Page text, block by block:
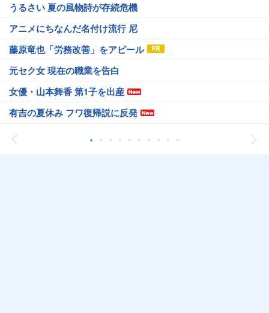
うるさい 夏の風物詩が存続危機
アニメにちなんだ名付け流行 尼
藤原竜也「労務改善」をアピール
元セク女 現在の職業を告白
女優・山本舞香 第1子を出産
有吉の夏休み フワ復帰説に反発